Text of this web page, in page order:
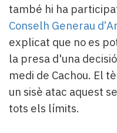
també hi ha
Conselh Generau
explicat que no es
la presa d'una
medi de Cachou. El
un sisè atac aquest
tots els límits.